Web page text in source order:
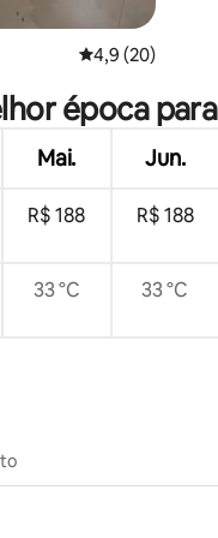
4,9 de uma
4,9 (20)
época
Mai. Jun.
R$ 188 R$ 188
33 °C 33 °C